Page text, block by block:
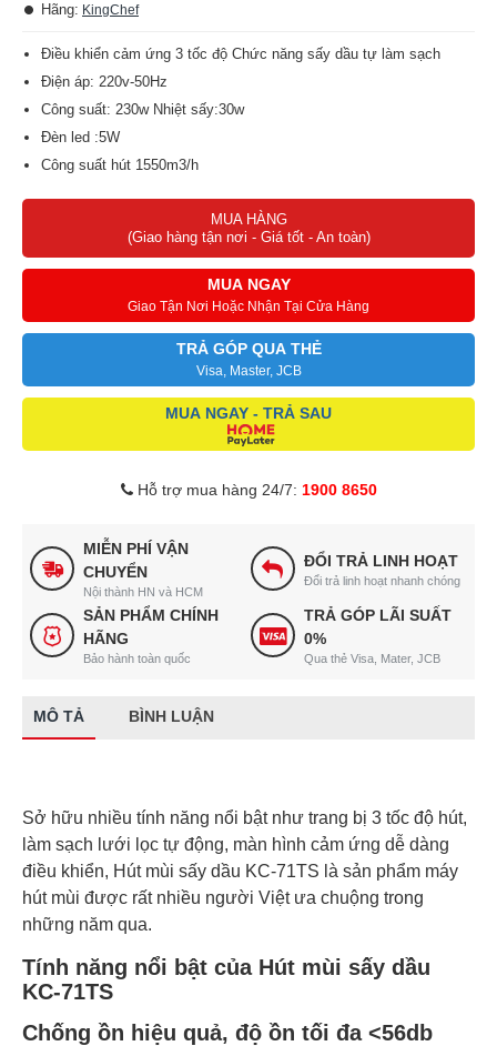
Hãng: KingChef
Điều khiển cảm ứng 3 tốc độ Chức năng sấy dầu tự làm sạch
Điện áp: 220v-50Hz
Công suất: 230w Nhiệt sấy:30w
Đèn led :5W
Công suất hút 1550m3/h
Trọng lượng 16kg ( Malaisia ).MUA HÀNG
(Giao hàng tận nơi - Giá tốt - An toàn)
MUA NGAY
Giao Tận Nơi Hoặc Nhận Tại Cửa Hàng
TRẢ GÓP QUA THẺ
Visa, Master, JCB
MUA NGAY - TRẢ SAU
Hỗ trợ mua hàng 24/7: 1900 8650
MIỄN PHÍ VẬN
CHUYỂN
Nội thành HN và HCM
ĐỔI TRẢ LINH HOẠT
Đổi trả linh hoạt nhanh chóng
SẢN PHẨM CHÍNH
HÃNG
Bảo hành toàn quốc
TRẢ GÓP LÃI SUẤT
0%
Qua thẻ Visa, Mater, JCB
MÔ TẢ BÌNH LUẬN
Sở hữu nhiều tính năng nổi bật như trang bị 3 tốc độ hút,
làm sạch lưới lọc tự động, màn hình cảm ứng dễ dàng
điều khiển, Hút mùi sấy dầu KC-71TS là sản phẩm máy
hút mùi được rất nhiều người Việt ưa chuộng trong
những năm qua.
Tính năng nổi bật của Hút mùi sấy dầu
KC-71TS
Chống ồn hiệu quả, độ ồn tối đa <56db